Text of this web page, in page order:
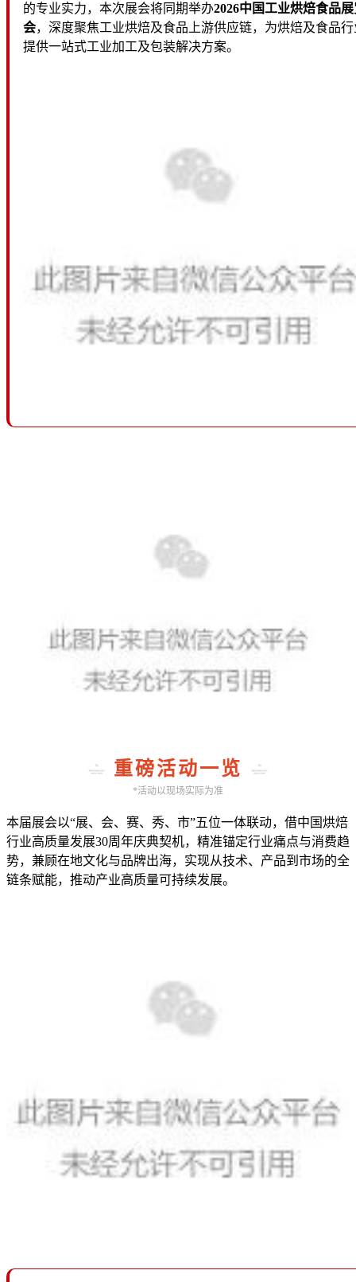
的专业实力，本次展会将同期举办2026中国工业烘焙食品
会，深度聚焦工业烘焙及食品上游供应链，为烘焙及食品行
提供一站式工业加工及包装解决方案。
重磅活动一览
*活动以现场实际为准
本届展会以“展、会、赛、秀、市”五位一体联动，借中国烘焙
行业高质量发展30周年庆典契机，精准锚定行业痛点与消费趋
势，兼顾在地文化与品牌出海，实现从技术、产品到市场的全
链条赋能，推动产业高质量可持续发展。